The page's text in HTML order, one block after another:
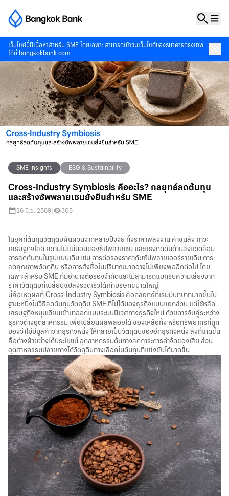
เว็บไซต์นี้มีเนื้อหาสำหรับ SME โดยเฉพาะ สามารถเข้าชมเว็บไซต์ของธนาคารกรุงเทพ
ได้ที่ bangkokbank.com
SME Insights ESG & Sustainbility
Cross-Industry Symbiosis คืออะไร? กลยุทธ์ลดต้นทุน
และสร้างซัพพลายเชนยั่งยืนสำหรับ SME
26 มิ.ย. 2569 305
ในยุคที่ต้นทุนวัตถุดิบผันผวนจากหลายปัจจัย ทั้งราคาพลังงาน ค่าขนส่ง ภาวะ
เศรษฐกิจโลก ความไม่แน่นอนของซัปพลายเชน และแรงกดดันด้านสิ่งแวดล้อม
การลดต้นทุนในรูปแบบเดิม เช่น การต่อรองราคากับซัปพลายเออร์รายเดิม การ
ลดคุณภาพวัตถุดิบ หรือการสั่งซื้อในปริมาณมากอาจไม่เพียงพออีกต่อไป โดย
เฉพาะสำหรับ SME ที่มีอำนาจต่อรองจำกัดและไม่สามารถแบกรับความเสี่ยงจาก
ราคาวัตถุดิบที่เปลี่ยนแปลงรวดเร็วได้เท่าบริษัทขนาดใหญ่
นี่คือเหตุผลที่ Cross-Industry Symbiosis คือกลยุทธ์ที่เริ่มมีบทบาทมากขึ้นใน
ฐานะหนึ่งในวิธีลดต้นทุนวัตถุดิบ SME ที่ไม่ได้มองธุรกิจแบบแยกส่วน แต่ใช้หลัก
เศรษฐกิจหมุนเวียนเข้ามาออกแบบระบบนิเวศทางธุรกิจใหม่ ด้วยการจับคู่ระหว่าง
ธุรกิจต่างอุตสาหกรรม เพื่อเปลี่ยนผลพลอยได้ ของเหลือทิ้ง หรือทรัพยากรที่ถูก
มองว่าไม่มีมูลค่าจากธุรกิจหนึ่ง ให้กลายเป็นวัตถุดิบของอีกธุรกิจหนึ่ง สิ่งที่เกิดขึ้น
คือต่างฝ่ายต่างได้ประโยชน์ อุตสาหกรรมต้นทางลดภาระการกำจัดของเสีย ส่วน
อุตสาหกรรมปลายทางได้วัตถุดิบทางเลือกในต้นทุนที่แข่งขันได้มากขึ้น